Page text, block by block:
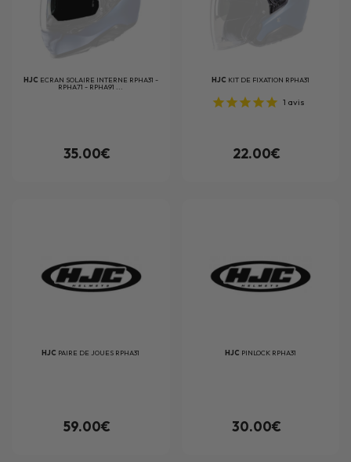
HJC ECRAN SOLAIRE INTERNE RPHA31 -
RPHA71 - RPHA91 ...
35.00€
HJC KIT DE FIXATION RPHA31
1 avis
22.00€
HJC PAIRE DE JOUES RPHA31
59.00€
HJC PINLOCK RPHA31
30.00€